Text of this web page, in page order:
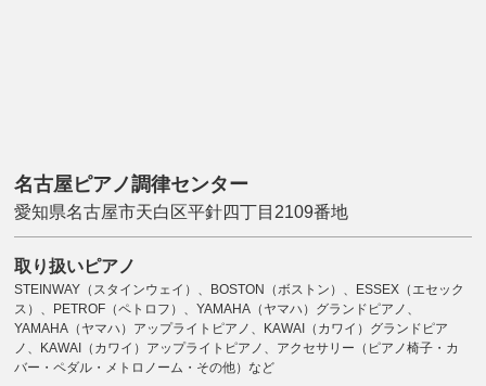
名古屋ピアノ調律センター
愛知県名古屋市天白区平針四丁目2109番地
取り扱いピアノ
STEINWAY（スタインウェイ）、BOSTON（ボストン）、ESSEX（エセック
ス）、PETROF（ペトロフ）、YAMAHA（ヤマハ）グランドピアノ、
YAMAHA（ヤマハ）アップライトピアノ、KAWAI（カワイ）グランドピア
ノ、KAWAI（カワイ）アップライトピアノ、アクセサリー（ピアノ椅子・カ
バー・ペダル・メトロノーム・その他）など